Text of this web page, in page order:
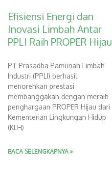
Efisiensi Energi dan
Inovasi Limbah Antar
PPLI Raih PROPER Hijau
PT Prasadha Pamunah Limbah
Industri (PPLI) berhasil
menorehkan prestasi
membanggakan dengan meraih
penghargaan PROPER Hijau dari
Kementerian Lingkungan Hidup
(KLH)
BACA SELENGKAPNYA »